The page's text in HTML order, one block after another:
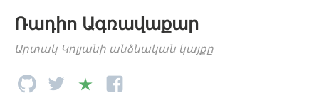
Ռադիո Ագռավաքար
Արտակ Կոլյանի անձնական կայքը